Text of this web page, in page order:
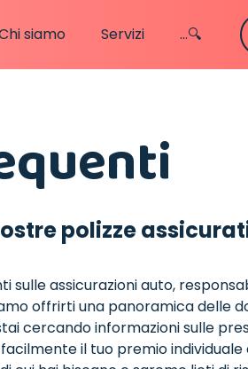
siamo Servizi ...🔍
polizze
assicurazioni auto,
offrirti una panoramica delle
cercando informazioni sulle
il tuo premio individuale